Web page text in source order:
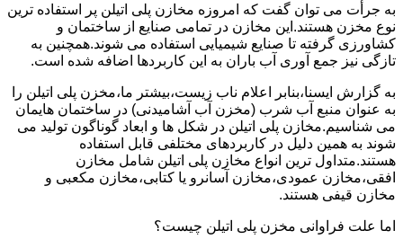
به جرأت می توان گفت که امروزه مخازن پلی اتیلن پر استفاده ترین
نوع مخزن هستند.این مخازن در تمامی صنایع از ساختمان و
کشاورزی گرفته تا صنایع شیمیایی استفاده می شوند.همچنین به
تازگی نیز جمع آوری آب باران به این کاربردها اضافه شده است.
به گزارش ایسنا،بنابر اعلام ناب زیست،بیشتر ما،مخزن پلی اتیلن را
به عنوان منبع آب شرب (مخزن آب آشامیدنی) در ساختمان هایمان
می شناسیم.مخازن پلی اتیلن در شکل ها و ابعاد گوناگون تولید می
شوند به همین دلیل در کاربردهای مختلفی قابل استفاده
هستند.متداول ترین انواع مخازن پلی اتیلن شامل مخازن
افقی،مخازن عمودی،مخازن آسانرو یا کتابی،مخازن مکعبی و
مخازن قیفی هستند.
اما علت فراوانی مخزن پلی اتیلن چیست؟